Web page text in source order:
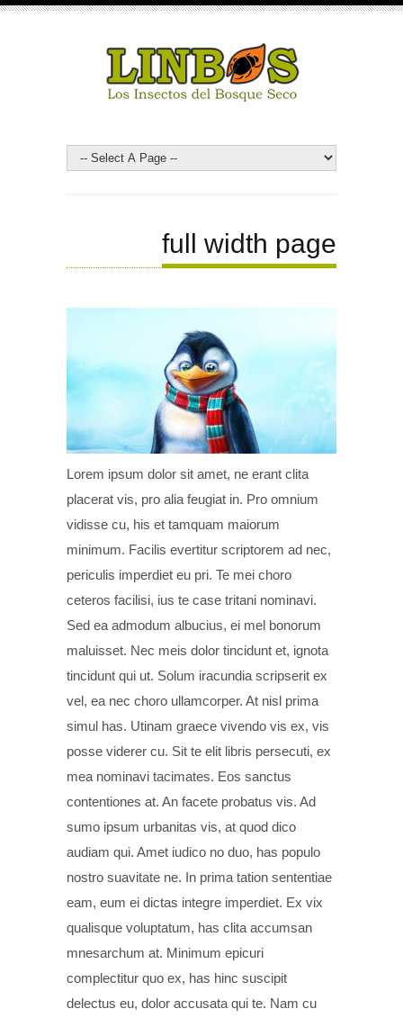
full width page
Lorem ipsum dolor sit amet, ne erant clita
placerat vis, pro alia feugiat in. Pro omnium
vidisse cu, his et tamquam maiorum
minimum. Facilis evertitur scriptorem ad nec,
periculis imperdiet eu pri. Te mei choro
ceteros facilisi, ius te case tritani nominavi.
Sed ea admodum albucius, ei mel bonorum
maluisset. Nec meis dolor tincidunt et, ignota
tincidunt qui ut. Solum iracundia scripserit ex
vel, ea nec choro ullamcorper. At nisl prima
simul has. Utinam graece vivendo vis ex, vis
posse viderer cu. Sit te elit libris persecuti, ex
mea nominavi tacimates. Eos sanctus
contentiones at. An facete probatus vis. Ad
sumo ipsum urbanitas vis, at quod dico
audiam qui. Amet iudico no duo, has populo
nostro suavitate ne. In prima tation sententiae
eam, eum ei dictas integre imperdiet. Ex vix
qualisque voluptatum, has clita accumsan
mnesarchum at. Minimum epicuri
complectitur quo ex, has hinc suscipit
delectus eu, dolor accusata qui te. Nam cu